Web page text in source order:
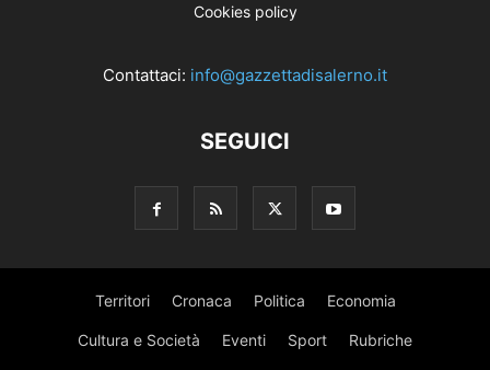
Cookies policy
Contattaci: info@gazzettadisalerno.it
SEGUICI
Territori Cronaca Politica Economia
Cultura e Società Eventi Sport Rubriche